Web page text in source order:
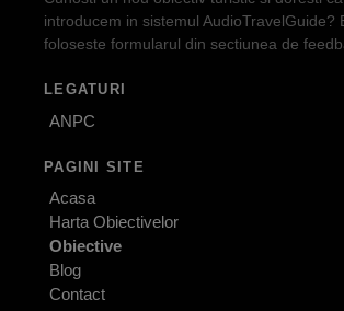
introducem in sistemul AudioTravelGuide?
foloseste formularul din sectiunea de
LEGATURI
ANPC
PAGINI SITE
Acasa
Harta Obiectivelor
Obiective
Blog
Contact